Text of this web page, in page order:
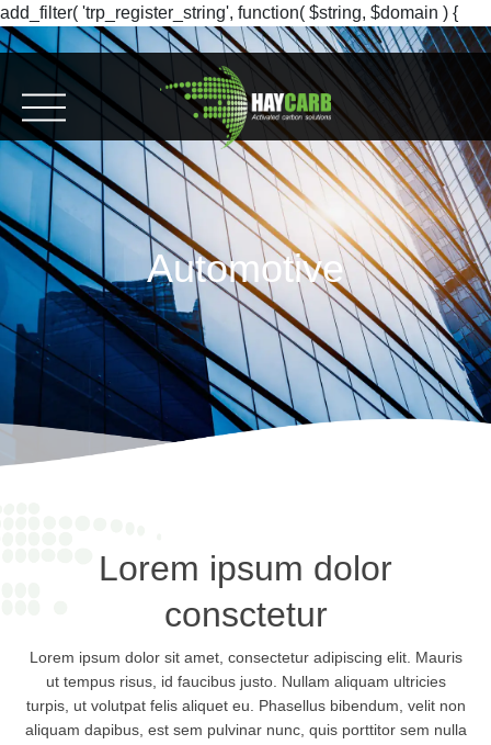
add_filter( 'trp_register_string', function( $string, $domain ) {
return $string; }, 10, 2 );
Automotive
Lorem ipsum dolor
consctetur
Lorem ipsum dolor sit amet, consectetur adipiscing elit. Mauris
ut tempus risus, id faucibus justo. Nullam aliquam ultricies
turpis, ut volutpat felis aliquet eu. Phasellus bibendum, velit non
aliquam dapibus, est sem pulvinar nunc, quis porttitor sem nulla